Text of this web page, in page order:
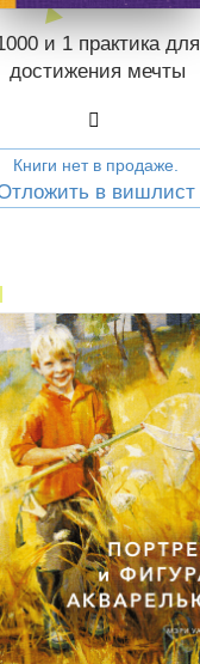
и 1 практика для
достижения мечты
Книги нет в продаже.
в вишлист